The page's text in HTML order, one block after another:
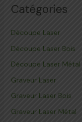
Catégories
Découpe Laser
Découpe Laser Bois
Découpe Laser Métal
Graveur Laser
Graveur Laser Bois
Graveur Laser Métal